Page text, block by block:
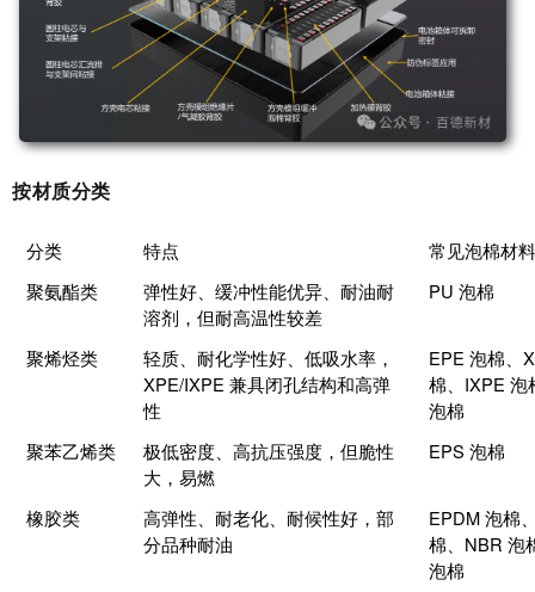
按材质分类
分类 特点
常见泡棉材料
聚氨酯类
弹性好、缓冲性能优异、耐油耐
溶剂，但耐高温性较差
PU 泡棉
聚烯烃类
轻质、耐化学性好、低吸水率，
XPE/IXPE 兼具闭孔结构和高弹
性
EPE 泡棉、
棉、IXPE 泡
泡棉
聚苯乙烯类
极低密度、高抗压强度，但脆性
大，易燃
EPS 泡棉
橡胶类
高弹性、耐老化、耐候性好，部
分品种耐油
EPDM 泡棉
棉、NBR 泡
泡棉